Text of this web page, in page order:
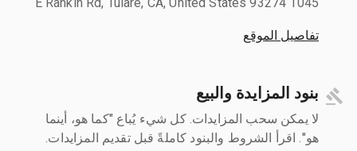
تفاصيل الموقع
بنود المزايدة والبيع
لا يمكن سحب المزايدات. كل شيء يُباع "كما هو، أينما
هو". اقرأ الشروط والبنود كاملةً قبل تقديم المزايدات.